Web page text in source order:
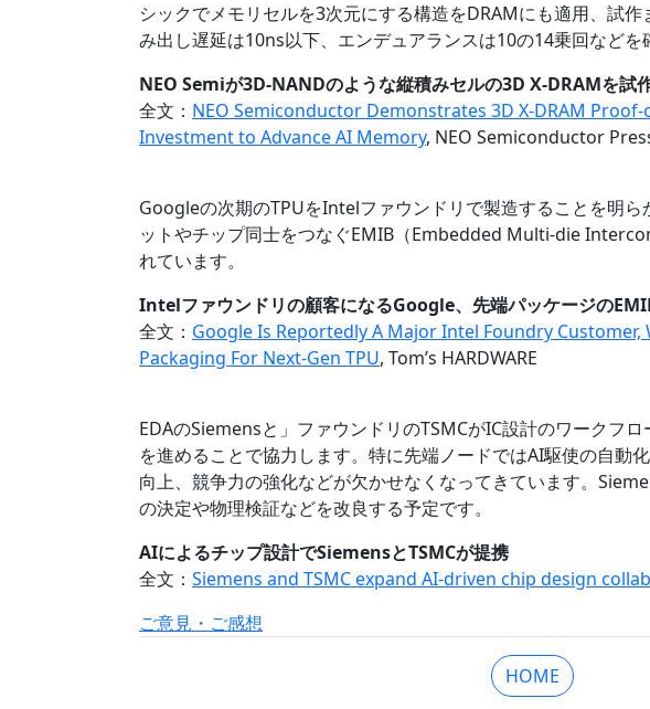
シックでメモリセルを3次元にする構造をDRAMにも適用、試
み出し遅延は10ns以下、エンデュアランスは10の14乗回などを
NEO Semiが3D-NANDのような縦積みセルの3D X-DRAMを試
全文： NEO Semiconductor Demonstrates 3D X-DRAM
Investment to Advance AI Memory, NEO Semiconductor
Googleの次期のTPUをIntelファウンドリで製造することを明ら
ットやチップ同士をつなぐEMIB（Embedded Multi-die
れています。
Intelファウンドリの顧客になるGoogle、先端パッケージの
全文： Google Is Reportedly A Major Intel Foundry Customer,
Packaging For Next-Gen TPU, Tom’s HARDWARE
EDAのSiemensと」ファウンドリのTSMCがIC設計のワークフ
を進めることで協力します。特に先端ノードではAI駆使の自動
向上、競争力の強化などが欠かせなくなってきています。
の決定や物理検証などを改良する予定です。
AIによるチップ設計でSiemensとTSMCが提携
全文： Siemens and TSMC expand AI-driven chip design
ご意見・ご感想
HOME